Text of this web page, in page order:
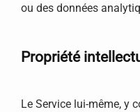
ou des données
Propriété
Le Service lui-même, y